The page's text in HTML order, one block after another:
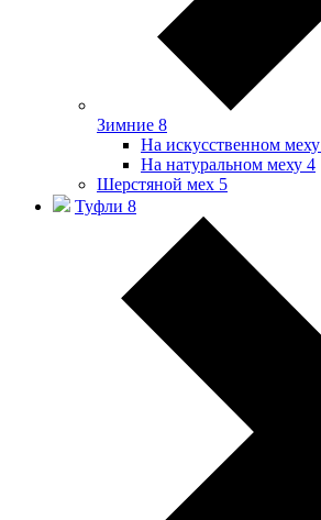
Зимние 8
На искусственном меху
На натуральном меху 4
Шерстяной мех 5
Туфли 8